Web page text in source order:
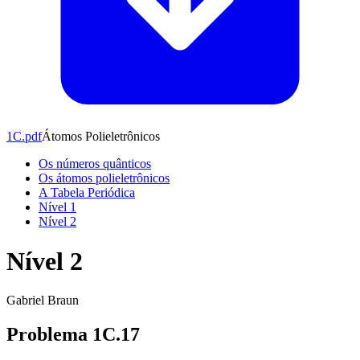
1C.pdfÁtomos Polieletrônicos
Os números quânticos
Os átomos polieletrônicos
A Tabela Periódica
Nível 1
Nível 2
Nível 2
Gabriel Braun
Problema 1C.17